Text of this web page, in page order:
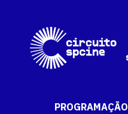
PROGRAMAÇÃO